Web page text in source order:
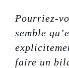
Pourriez-
semble
faire un